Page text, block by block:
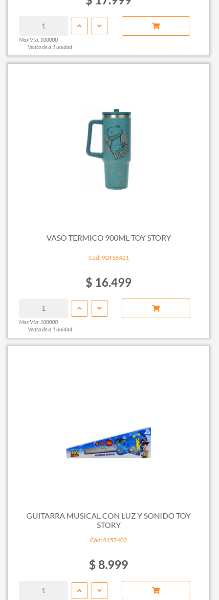
Max Vta: 100000
Venta de a 1 unidad
VASO TERMICO 900ML TOY STORY
Cód: 9DTS8421
$ 16.499
Max Vta: 100000
Venta de a 1 unidad
GUITARRA MUSICAL CON LUZ Y SONIDO TOY
STORY
Cód: 8157402
$ 8.999